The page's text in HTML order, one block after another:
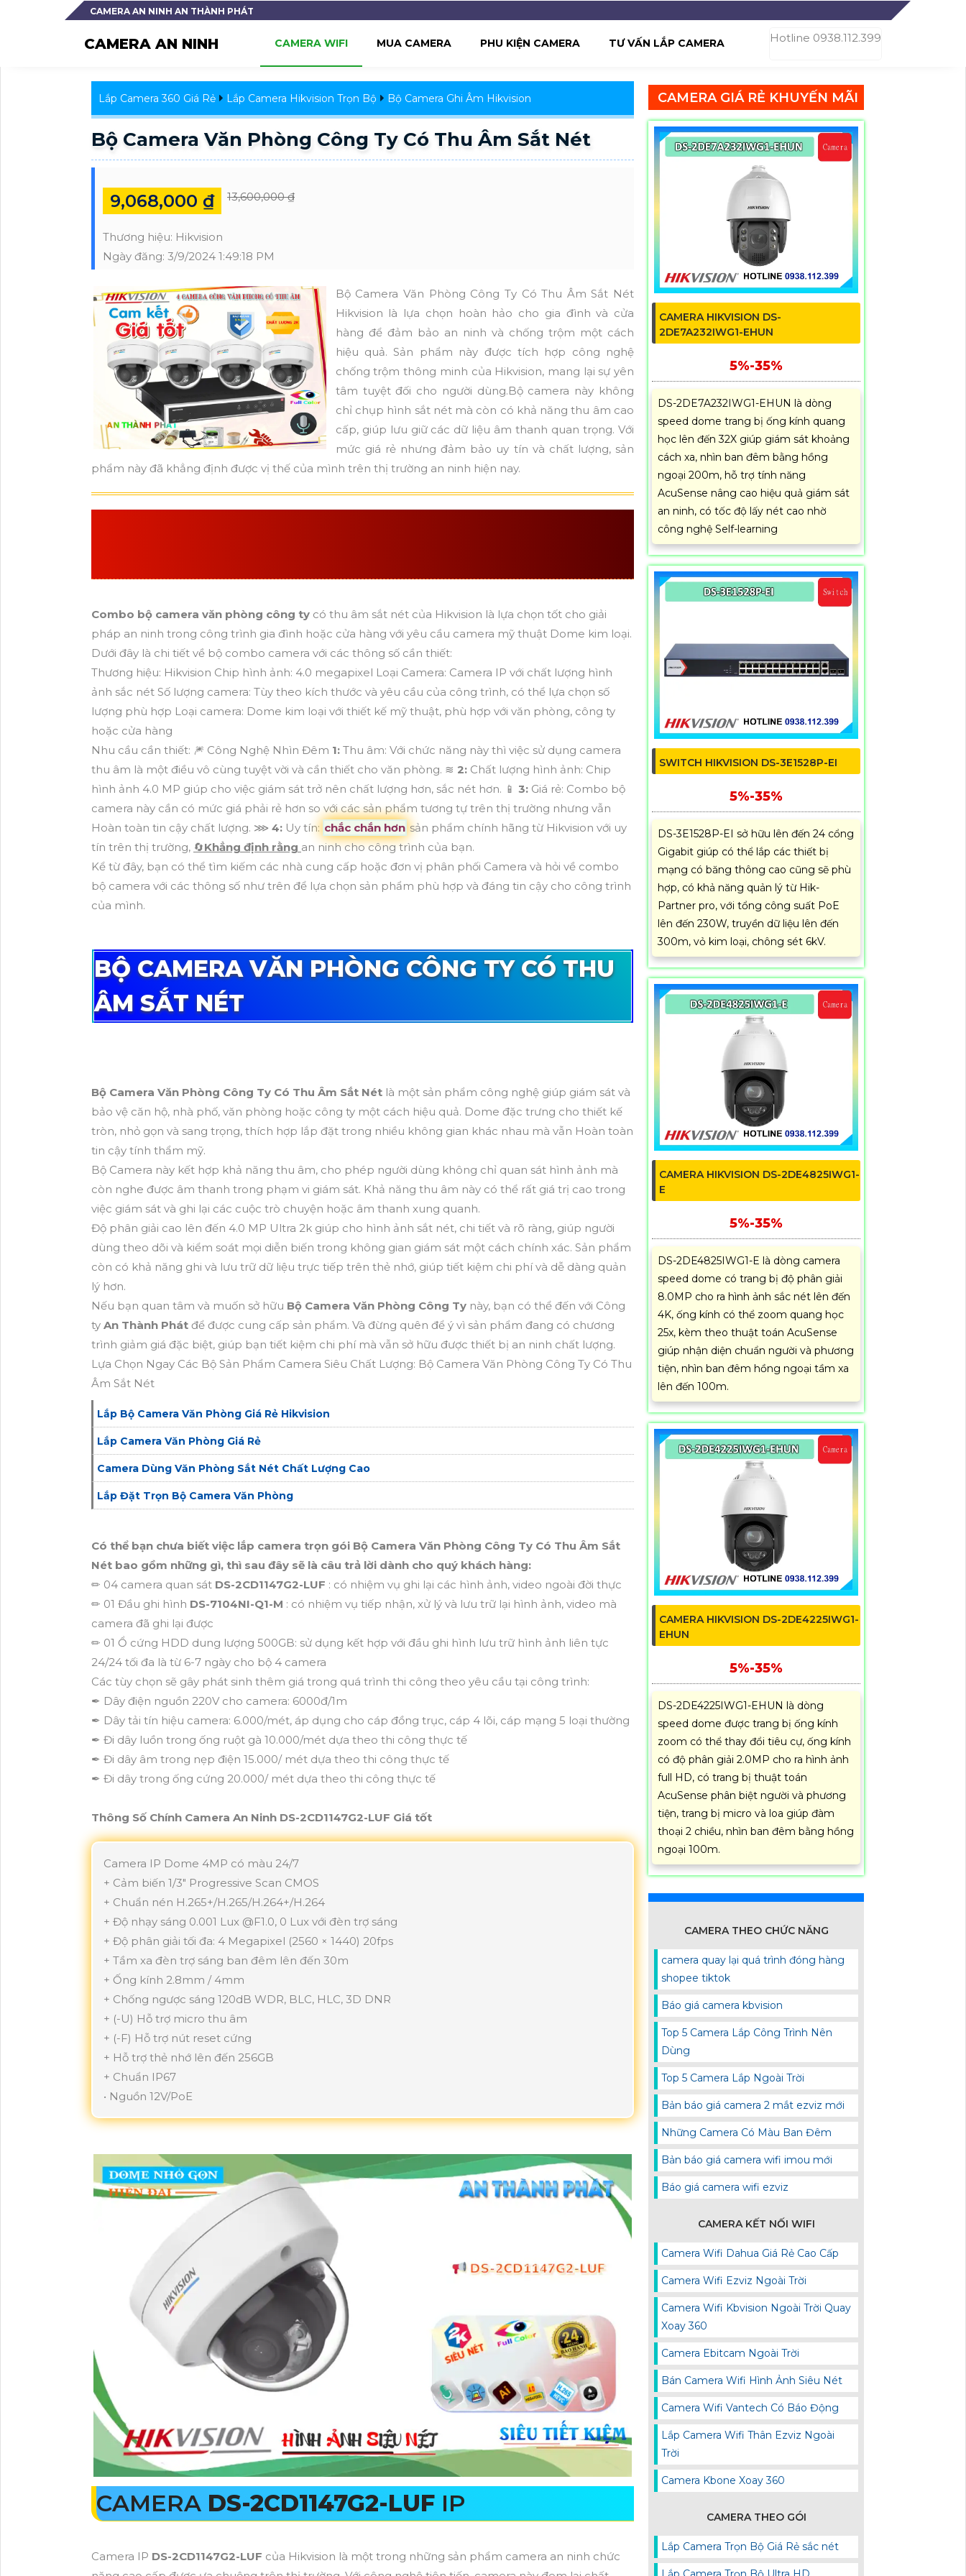
CAMERA AN NINH AN THÀNH PHÁT
CAMERA AN NINH Hotline 0938.112.399
CAMERA WIFI MUA CAMERA PHU KIỆN CAMERA TƯ VẤN LẮP CAMERA
Lắp Camera 360 Giá Rẻ Lắp Camera Hikvision Trọn Bộ Bộ Camera Ghi Âm Hikvision
Bộ Camera Văn Phòng Công Ty Có Thu Âm Sắt Nét
9,068,000 ₫ 13,600,000 ₫
Thương hiệu: Hikvision
Ngày đăng: 3/9/2024 1:49:18 PM
Bộ Camera Văn Phòng Công Ty Có Thu Âm Sắt Nét
Hikvision là lựa chọn hoàn hảo cho gia đình và cửa
hàng để đảm bảo an ninh và chống trộm một cách
hiệu quả. Sản phẩm này được tích hợp công nghệ
chống trộm thông minh của Hikvision, mang lại sự yên
tâm tuyệt đối cho người dùng.Bộ camera này không
chỉ chụp hình sắt nét mà còn có khả năng thu âm cao
cấp, giúp lưu giữ các dữ liệu âm thanh quan trọng. Với
mức giá rẻ nhưng đảm bảo uy tín và chất lượng, sản
phẩm này đã khẳng định được vị thế của mình trên thị trường an ninh hiện nay.
Combo bộ camera văn phòng công ty có thu âm sắt nét của Hikvision là lựa chọn tốt cho giải
pháp an ninh trong công trình gia đình hoặc cửa hàng với yêu cầu camera mỹ thuật Dome kim loại.
Dưới đây là chi tiết về bộ combo camera với các thông số cần thiết:
Thương hiệu: Hikvision Chip hình ảnh: 4.0 megapixel Loại Camera: Camera IP với chất lượng hình
ảnh sắc nét Số lượng camera: Tùy theo kích thước và yêu cầu của công trình, có thể lựa chọn số
lượng phù hợp Loại camera: Dome kim loại với thiết kế mỹ thuật, phù hợp với văn phòng, công ty
hoặc cửa hàng
Nhu cầu cần thiết: 🎆 Công Nghệ Nhìn Đêm 1: Thu âm: Với chức năng này thì việc sử dụng camera
thu âm là một điều vô cùng tuyệt vời và cần thiết cho văn phòng. ≋ 2: Chất lượng hình ảnh: Chip
hình ảnh 4.0 MP giúp cho việc giám sát trở nên chất lượng hơn, sắc nét hơn. 📱 3: Giá rẻ: Combo bộ
camera này cần có mức giá phải rẻ hơn so với các sản phẩm tương tự trên thị trường nhưng vẫn
Hoàn toàn tin cậy chất lượng. ⋙ 4: Uy tín: chắc chắn hơn sản phẩm chính hãng từ Hikvision với uy
tín trên thị trường, 🔄Khẳng định rằng an ninh cho công trình của bạn.
Kể từ đây, bạn có thể tìm kiếm các nhà cung cấp hoặc đơn vị phân phối Camera và hỏi về combo
bộ camera với các thông số như trên để lựa chọn sản phẩm phù hợp và đáng tin cậy cho công trình
của mình.
BỘ CAMERA VĂN PHÒNG CÔNG TY CÓ THU
ÂM SẮT NÉT
Bộ Camera Văn Phòng Công Ty Có Thu Âm Sắt Nét là một sản phẩm công nghệ giúp giám sát và
bảo vệ căn hộ, nhà phố, văn phòng hoặc công ty một cách hiệu quả. Dome đặc trưng cho thiết kế
tròn, nhỏ gọn và sang trọng, thích hợp lắp đặt trong nhiều không gian khác nhau mà vẫn Hoàn toàn
tin cậy tính thẩm mỹ.
Bộ Camera này kết hợp khả năng thu âm, cho phép người dùng không chỉ quan sát hình ảnh mà
còn nghe được âm thanh trong phạm vi giám sát. Khả năng thu âm này có thể rất giá trị cao trong
việc giám sát và ghi lại các cuộc trò chuyện hoặc âm thanh xung quanh.
Độ phân giải cao lên đến 4.0 MP Ultra 2k giúp cho hình ảnh sắt nét, chi tiết và rõ ràng, giúp người
dùng theo dõi và kiểm soát mọi diễn biến trong không gian giám sát một cách chính xác. Sản phẩm
còn có khả năng ghi và lưu trữ dữ liệu trực tiếp trên thẻ nhớ, giúp tiết kiệm chi phí và dễ dàng quản
lý hơn.
Nếu bạn quan tâm và muốn sở hữu Bộ Camera Văn Phòng Công Ty này, bạn có thể đến với Công
ty An Thành Phát để được cung cấp sản phẩm. Và đừng quên để ý vì sản phẩm đang có chương
trình giảm giá đặc biệt, giúp bạn tiết kiệm chi phí mà vẫn sở hữu được thiết bị an ninh chất lượng.
Lựa Chọn Ngay Các Bộ Sản Phẩm Camera Siêu Chất Lượng: Bộ Camera Văn Phòng Công Ty Có Thu
Âm Sắt Nét
Lắp Bộ Camera Văn Phòng Giá Rẻ Hikvision
Lắp Camera Văn Phòng Giá Rẻ
Camera Dùng Văn Phòng Sắt Nét Chất Lượng Cao
Lắp Đặt Trọn Bộ Camera Văn Phòng
Có thể bạn chưa biết việc lắp camera trọn gói Bộ Camera Văn Phòng Công Ty Có Thu Âm Sắt
Nét bao gồm những gì, thì sau đây sẽ là câu trả lời dành cho quý khách hàng:
✏ 04 camera quan sát DS-2CD1147G2-LUF : có nhiệm vụ ghi lại các hình ảnh, video ngoài đời thực
✏ 01 Đầu ghi hình DS-7104NI-Q1-M : có nhiệm vụ tiếp nhận, xử lý và lưu trữ lại hình ảnh, video mà
camera đã ghi lại được
✏ 01 Ổ cứng HDD dung lượng 500GB: sử dụng kết hợp với đầu ghi hình lưu trữ hình ảnh liên tực
24/24 tối đa là từ 6-7 ngày cho bộ 4 camera
Các tùy chọn sẽ gây phát sinh thêm giá trong quá trình thi công theo yêu cầu tại công trình:
✒ Dây điện nguồn 220V cho camera: 6000đ/1m
✒ Dây tải tín hiệu camera: 6.000/mét, áp dụng cho cáp đồng trục, cáp 4 lõi, cáp mạng 5 loại thường
✒ Đi dây luồn trong ống ruột gà 10.000/mét dựa theo thi công thực tế
✒ Đi dây âm trong nẹp điện 15.000/ mét dựa theo thi công thực tế
✒ Đi dây trong ống cứng 20.000/ mét dựa theo thi công thực tế
Thông Số Chính Camera An Ninh DS-2CD1147G2-LUF Giá tốt
Camera IP Dome 4MP có màu 24/7
+ Cảm biến 1/3" Progressive Scan CMOS
+ Chuẩn nén H.265+/H.265/H.264+/H.264
+ Độ nhạy sáng 0.001 Lux @F1.0, 0 Lux với đèn trợ sáng
+ Độ phân giải tối đa: 4 Megapixel (2560 × 1440) 20fps
+ Tầm xa đèn trợ sáng ban đêm lên đến 30m
+ Ống kính 2.8mm / 4mm
+ Chống ngược sáng 120dB WDR, BLC, HLC, 3D DNR
+ (-U) Hỗ trợ micro thu âm
+ (-F) Hỗ trợ nút reset cứng
+ Hỗ trợ thẻ nhớ lên đến 256GB
+ Chuẩn IP67
• Nguồn 12V/PoE
CAMERA DS-2CD1147G2-LUF IP
Camera IP DS-2CD1147G2-LUF của Hikvision là một trong những sản phẩm camera an ninh chức
CAMERA GIÁ RẺ KHUYẾN MÃI
CAMERA HIKVISION DS-
2DE7A232IWG1-EHUN
5%-35%
DS-2DE7A232IWG1-EHUN là dòng
speed dome trang bị ống kính quang
học lên đến 32X giúp giám sát khoảng
cách xa, nhìn ban đêm bằng hồng
ngoại 200m, hỗ trợ tính năng
AcuSense nâng cao hiệu quả giám sát
an ninh, có tốc độ lấy nét cao nhờ
công nghệ Self-learning
SWITCH HIKVISION DS-3E1528P-EI
5%-35%
DS-3E1528P-EI sở hữu lên đến 24 cổng
Gigabit giúp có thể lắp các thiết bị
mạng có băng thông cao cũng sẽ phù
hợp, có khả năng quản lý từ Hik-
Partner pro, với tổng công suất PoE
lên đến 230W, truyền dữ liệu lên đến
300m, vỏ kim loại, chông sét 6kV.
CAMERA HIKVISION DS-2DE4825IWG1-
E
5%-35%
DS-2DE4825IWG1-E là dòng camera
speed dome có trang bị độ phân giải
8.0MP cho ra hình ảnh sắc nét lên đến
4K, ống kính có thể zoom quang học
25x, kèm theo thuật toán AcuSense
giúp nhận diện chuẩn người và phương
tiện, nhìn ban đêm hồng ngoại tầm xa
lên đến 100m.
CAMERA HIKVISION DS-2DE4225IWG1-
EHUN
5%-35%
DS-2DE4225IWG1-EHUN là dòng
speed dome được trang bị ống kính
zoom có thể thay đổi tiêu cự, ống kính
có độ phân giải 2.0MP cho ra hình ảnh
full HD, có trang bị thuật toán
AcuSense phân biệt người và phương
tiện, trang bị micro và loa giúp đàm
thoại 2 chiều, nhìn ban đêm bằng hồng
ngoại 100m.
CAMERA THEO CHỨC NĂNG
camera quay lại quá trình đóng hàng
shopee tiktok
Báo giá camera kbvision
Top 5 Camera Lắp Công Trình Nên
Dùng
Top 5 Camera Lắp Ngoài Trời
Bản báo giá camera 2 mắt ezviz mới
Những Camera Có Màu Ban Đêm
Bản báo giá camera wifi imou mới
Báo giá camera wifi ezviz
CAMERA KẾT NỐI WIFI
Camera Wifi Dahua Giá Rẻ Cao Cấp
Camera Wifi Ezviz Ngoài Trời
Camera Wifi Kbvision Ngoài Trời Quay
Xoay 360
Camera Ebitcam Ngoài Trời
Bán Camera Wifi Hình Ảnh Siêu Nét
Camera Wifi Vantech Có Báo Động
Lắp Camera Wifi Thân Ezviz Ngoài
Trời
Camera Kbone Xoay 360
CAMERA THEO GÓI
Lắp Camera Trọn Bộ Giá Rẻ sắc nét